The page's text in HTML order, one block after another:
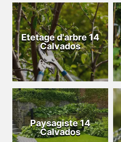
Etetage d'arbre 14
Calvados
Paysagiste 14
Calvados